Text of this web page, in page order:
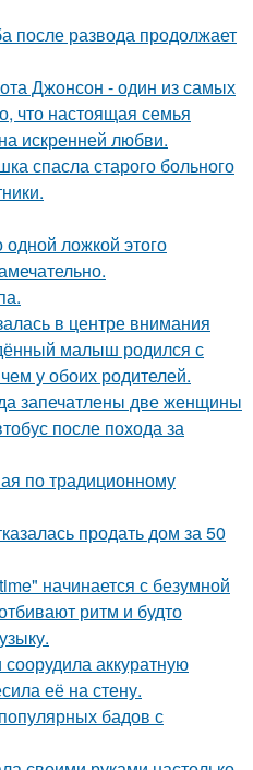
после развода продолжает
Джонсон - один из самых
что настоящая семья
искренней любви.
спасла старого больного
ложкой этого
в центре внимания
малыш родился с
у обоих родителей.
запечатлены две женщины
после похода за
по традиционному
продать дом за 50
начинается с безумной
ритм и будто
аккуратную
её на стену.
бадов с